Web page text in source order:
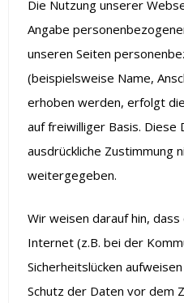
Die Nutzung unserer
Angabe
unseren Seiten
(beispielsweise Name,
erhoben werden, erfolgt
auf freiwilliger Basis. Diese
ausdrückliche Zustimmung
weitergegeben.
Wir weisen darauf hin,
Internet (z.B. bei der
Sicherheitslücken
Schutz der Daten vor dem